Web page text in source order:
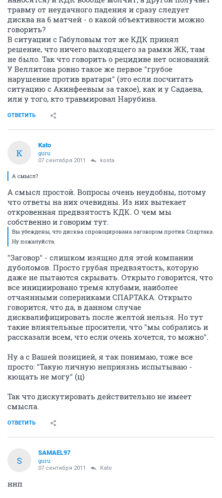
травму от неудачного падения и сразу следует
дисква на 6 матчей - о какой объективности можно
говорить?
В ситуации с Габуловым тот же КДК принял
решение, что ничего выходящего за рамки ЖК, там
не было. Так что говорить о рецидиве нет оснований.
У Веллитона ровно такое же первое "грубое
нарушение против вратаря" (это если посчитать
ситуацию с Акинфеевым за такое), как и у Садаева,
или у того, кто травмировал Нарубина.
ОТВЕТИТЬ
K
Kato
guru
07 сентября 2011 kosta
А смысл?
А смысл простой. Вопросы очень неудобны, потому
что ответы на них очевидны. Из них вытекает
откровенная предвзятость КДК. О чем мы
собственно и говорим тут.
Вы убеждены, что дисква спровоцирована заговором против Спартака.
Ну пожалуйста.
"Заговор" - слишком изящно для этой компании
дуболомов. Просто грубая предвзятость, которую
даже не пытаются скрывать. Открыто говорится, что
все инициировано тремя клубами, наиболее
отчаянными соперниками СПАРТАКА. Открыто
говорится, что да, в данном случае
дисквалифицировать после желтой нельзя. Но тут
такие влиятельные просители, что "мы собрались и
рассказали всем, что если очень хочется, то можно".
Ну а с Вашей позицией, я так понимаю, тоже все
просто: "Такую личную неприязнь испытываю -
кющать не могу" (ц)
Так что дискутировать действительно не имеет
смысла.
ОТВЕТИТЬ
S
SAMAEL97
guru
07 сентября 2011 Kato
ннп